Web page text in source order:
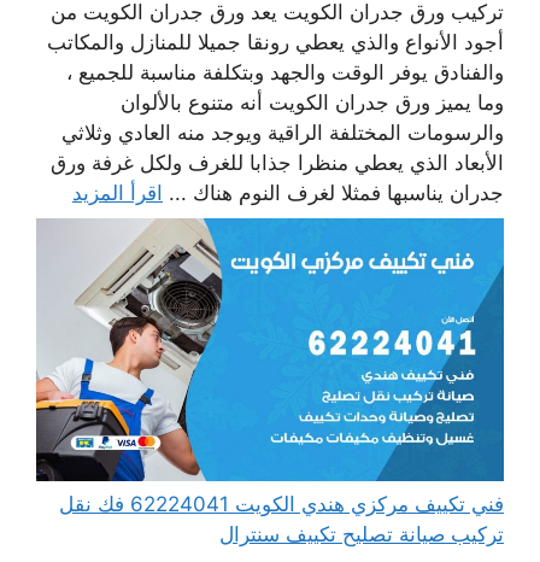
تركيب ورق جدران الكويت يعد ورق جدران الكويت من
أجود الأنواع والذي يعطي رونقا جميلا للمنازل والمكاتب
والفنادق يوفر الوقت والجهد وبتكلفة مناسبة للجميع ،
وما يميز ورق جدران الكويت أنه متنوع بالألوان
والرسومات المختلفة الراقية ويوجد منه العادي وثلاثي
الأبعاد الذي يعطي منظرا جذابا للغرف ولكل غرفة ورق
جدران يناسبها فمثلا لغرف النوم هناك ... اقرأ المزيد
فني تكييف مركزي هندي الكويت 62224041 فك نقل
تركيب صيانة تصليح تكييف سنترال